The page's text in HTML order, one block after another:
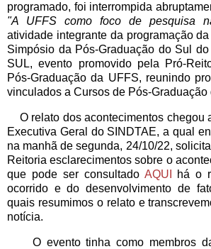
programado, foi interrompida
"A UFFS como foco de pesquisa
atividade integrante da programação
Simpósio da Pós-Graduação do Sul
SUL, evento promovido pela Pró-
Pós-Graduação da UFFS, reunindo
vinculados a Cursos de Pós-Graduação
O relato dos acontecimentos chegou
Executiva Geral do SINDTAE, a qual
na manhã de segunda, 24/10/22,
Reitoria esclarecimentos sobre o
que pode ser consultado AQUI
há o
ocorrido e do desenvolvimento de
quais resumimos o relato e
notícia.
O evento tinha como membros